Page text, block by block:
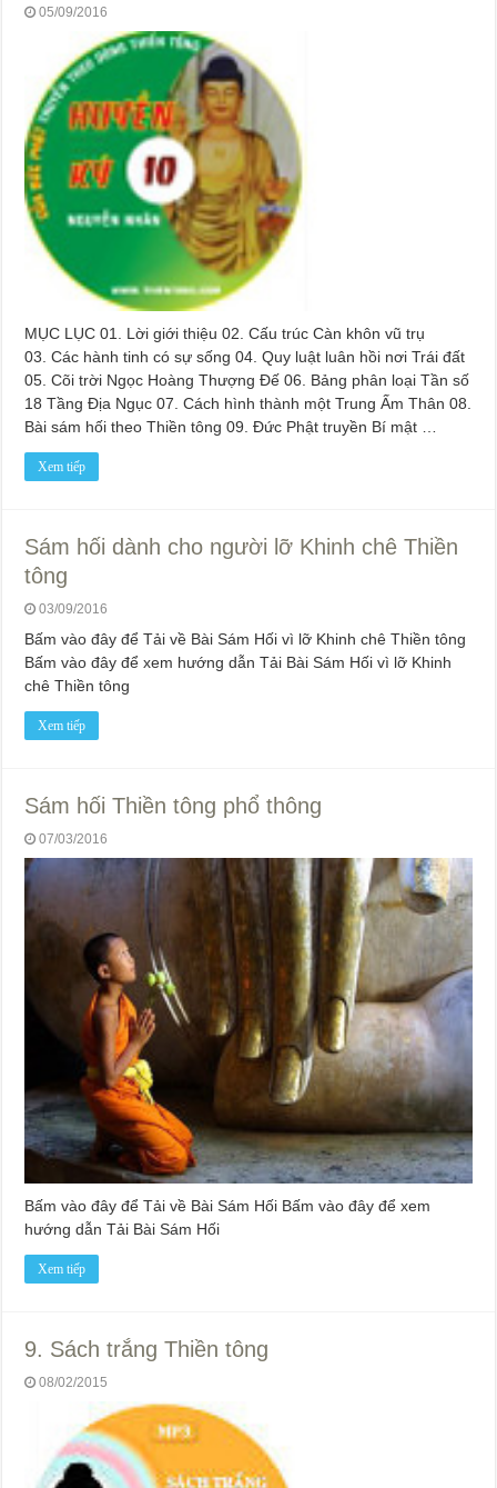
05/09/2016
MỤC LỤC 01. Lời giới thiệu 02. Cấu trúc Càn khôn vũ trụ
03. Các hành tinh có sự sống 04. Quy luật luân hồi nơi Trái đất
05. Cõi trời Ngọc Hoàng Thượng Đế 06. Bảng phân loại Tần số
18 Tầng Địa Ngục 07. Cách hình thành một Trung Ấm Thân 08.
Bài sám hối theo Thiền tông 09. Đức Phật truyền Bí mật …
Xem tiếp
Sám hối dành cho người lỡ Khinh chê Thiền
tông
03/09/2016
Bấm vào đây để Tải về Bài Sám Hối vì lỡ Khinh chê Thiền tông
Bấm vào đây để xem hướng dẫn Tải Bài Sám Hối vì lỡ Khinh
chê Thiền tông
Xem tiếp
Sám hối Thiền tông phổ thông
07/03/2016
Bấm vào đây để Tải về Bài Sám Hối Bấm vào đây để xem
hướng dẫn Tải Bài Sám Hối
Xem tiếp
9. Sách trắng Thiền tông
08/02/2015